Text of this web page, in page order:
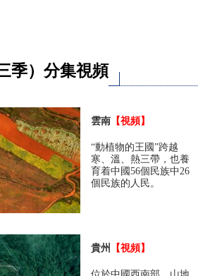
季）分集視頻
雲南 【視頻】
“動植物的王國”跨越
寒、溫、熱三帶，也養
育着中國56個民族中26
個民族的人民。
貴州 【視頻】